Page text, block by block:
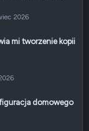
e
2026
mi tworzenie kopii
domowego